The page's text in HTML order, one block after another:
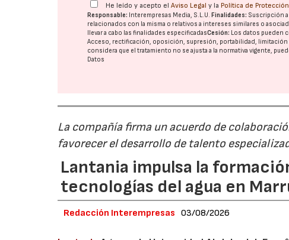
He leído y acepto elAviso Legal y la Política de
Responsable: Interempresas Media, S.L.U.Finalidades: Suscripción
relacionados con la misma o relativos a intereses similares o
llevar a cabo las finalidades especificadasCesión: Los datos pueden
Acceso, rectificación, oposición, supresión, portabilidad, limitación
considera que el tratamiento no se ajusta a la normativa vigente,
Datos
La compañía firma un acuerdo de
favorecer el desarrollo de talento
Lantania impulsa la
tecnologías del agua en
Redacción Interempresas 03/08/2026